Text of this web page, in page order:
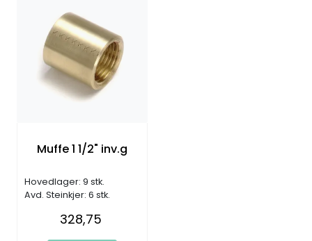
Muffe 1 1/2" inv.g
Hovedlager: 9 stk.
Avd. Steinkjer: 6 stk.
328,75